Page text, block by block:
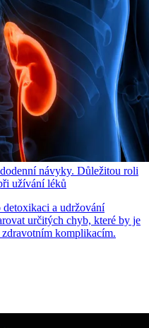
návyky. Důležitou roli
užívání léků
a udržování
určitých chyb, které by je
komplikacím.